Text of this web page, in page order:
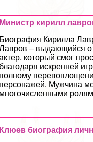
Министр кирилл
Биография Кирилла
Лавров – выдающийся
актер, который смог
благодаря искренней
полному
персонажей. Мужчина
многочисленными
Клюев биография